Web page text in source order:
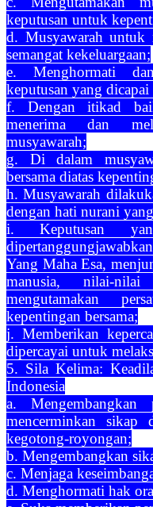
keputusan untuk
d. Musyawarah untuk
semangat kekeluargaan;
e. Menghormati
keputusan yang
f. Dengan itikad
menerima dan
musyawarah;
g. Di dalam
bersama diatas
h. Musyawarah
dengan hati nurani
i. Keputusan
Yang Maha Esa,
manusia, nilai-
mengutamakan
kepentingan bersama;
j. Memberikan
dipercayai untuk
5. Sila Kelima:
Indonesia
a.
mencerminkan sikap
kegotong-royongan;
b. Mengembangkan
c. Menjaga
d. Menghormati hak